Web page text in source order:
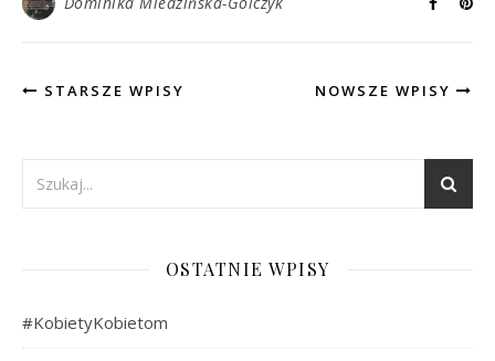
STARSZE WPISY NOWSZE WPISY
OSTATNIE WPISY
#KobietyKobietom